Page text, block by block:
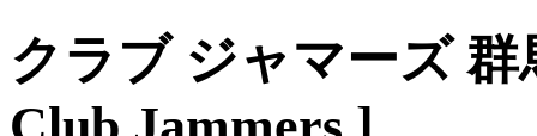
クラブ ジャマーズ